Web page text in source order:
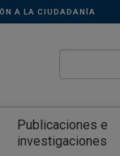
A LA CIUDADANÍA
Publicaciones e
investigaciones